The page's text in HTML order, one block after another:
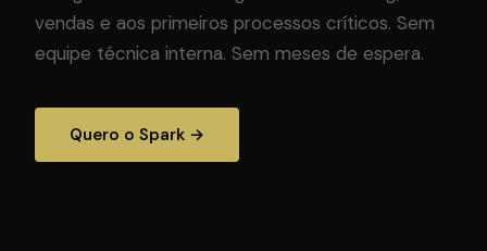
vendas e aos primeiros processos críticos. Sem
equipe técnica interna. Sem meses de espera.
Quero o Spark →